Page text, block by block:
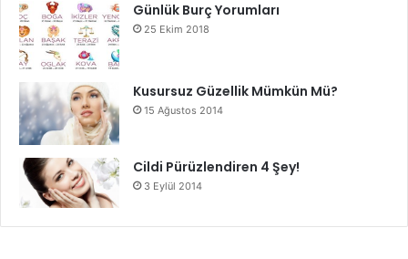
Günlük Burç Yorumları
25 Ekim 2018
Kusursuz Güzellik Mümkün Mü?
15 Ağustos 2014
Cildi Pürüzlendiren 4 Şey!
3 Eylül 2014